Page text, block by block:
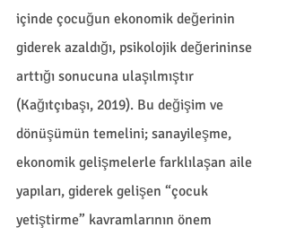
içinde çocuğun ekonomik değerinin
giderek azaldığı, psikolojik değerininse
arttığı sonucuna ulaşılmıştır
(Kağıtçıbaşı, 2019). Bu değişim ve
dönüşümün temelini; sanayileşme,
ekonomik gelişmelerle farklılaşan aile
yapıları, giderek gelişen “çocuk
yetiştirme” kavramlarının önem